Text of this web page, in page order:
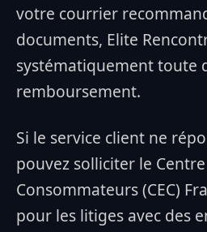
votre courrier
documents, Elite
systématiquement toute
remboursement.
Si le service client ne
pouvez solliciter le
Consommateurs (CEC)
pour les litiges avec des